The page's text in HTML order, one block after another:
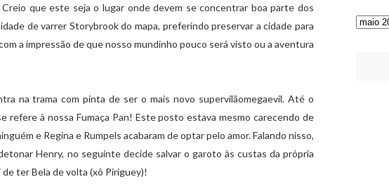
que este seja o lugar onde devem se concentrar boa parte dos
de varrer Storybrook do mapa, preferindo preservar a cidade para
a impressão de que nosso mundinho pouco será visto ou a aventura
na trama com pinta de ser o mais novo supervilãomegaevil. Até o
refere à nossa Fumaça Pan! Este posto estava mesmo carecendo de
e Regina e Rumpels acabaram de optar pelo amor. Falando nisso,
Henry, no seguinte decide salvar o garoto às custas da própria
ter Bela de volta (xô Piriguey)!